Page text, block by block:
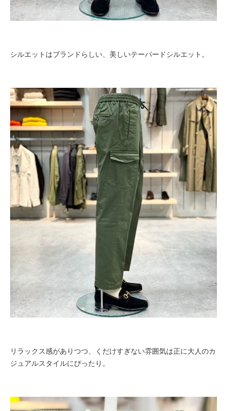
シルエットはブランドらしい、美しいテーパードシルエット。
リラックス感がありつつ、くだけすぎない雰囲気は正に大人のカ
ジュアルスタイルにぴったり。